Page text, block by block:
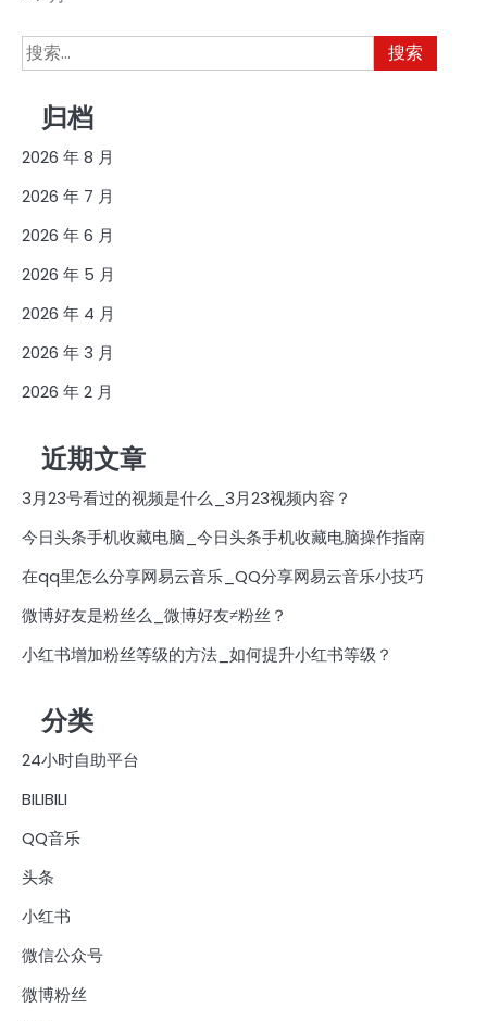
搜
索：
归档
2026 年 8 月
2026 年 7 月
2026 年 6 月
2026 年 5 月
2026 年 4 月
2026 年 3 月
2026 年 2 月
近期文章
3月23号看过的视频是什么_3月23视频内容？
今日头条手机收藏电脑_今日头条手机收藏电脑操作指南
在qq里怎么分享网易云音乐_QQ分享网易云音乐小技巧
微博好友是粉丝么_微博好友≠粉丝？
小红书增加粉丝等级的方法_如何提升小红书等级？
分类
24小时自助平台
BILIBILI
QQ音乐
头条
小红书
微信公众号
微博粉丝